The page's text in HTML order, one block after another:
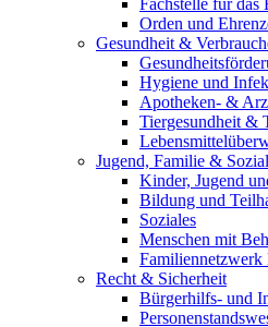
Fachstelle für das
Orden und
Gesundheit &
Hygiene und
Apotheken- &
Tiergesundheit &
Jugend, Familie &
Kinder, Jugend
Bildung und
Soziales
Menschen mit
Recht & Sicherheit
Bürgerhilfs- und